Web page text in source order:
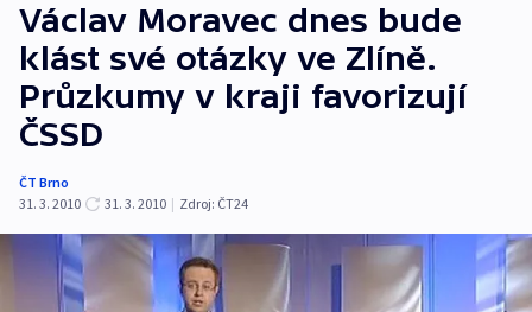
Václav Moravec dnes bude
klást své otázky ve Zlíně.
Průzkumy v kraji favorizují
ČSSD
ČT Brno
31. 3. 2010
31. 3. 2010 | Zdroj: ČT24